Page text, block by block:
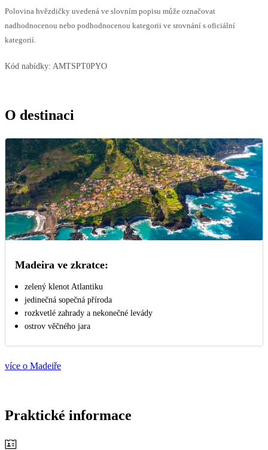
Polovina hvězdičky uvedená ve slovním popisu může označovat
nadhodnocenou nebo podhodnocenou kategorii ve srovnání s oficiální
kategorií.
Kód nabídky: AMTSPT0PYO
O destinaci
Madeira ve zkratce:
zelený klenot Atlantiku
jedinečná sopečná příroda
rozkvetlé zahrady a nekonečné levády
ostrov věčného jara
více o Madeiře
Praktické informace